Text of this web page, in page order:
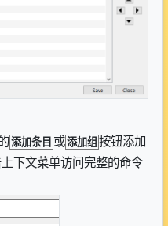
添加条目 或添加组 按钮添加
下文菜单访问完整的命令